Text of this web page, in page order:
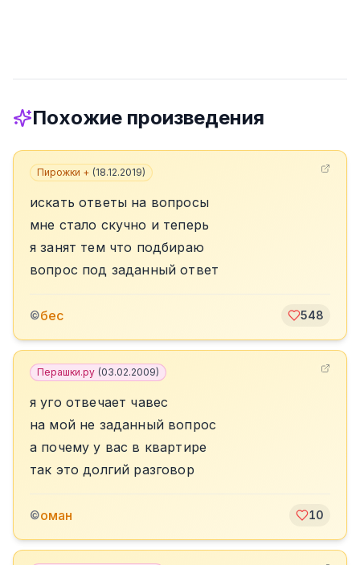
Похожие произведения
Пирожки + (18.12.2019)
искать ответы на вопросы
мне стало скучно и теперь
я занят тем что подбираю
вопрос под заданный ответ
©бес 548
Перашки.ру (03.02.2009)
я уго отвечает чавес
на мой не заданный вопрос
а почему у вас в квартире
так это долгий разговор
©оман 10